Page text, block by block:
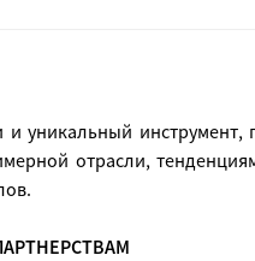
и уникальный
отрасли,